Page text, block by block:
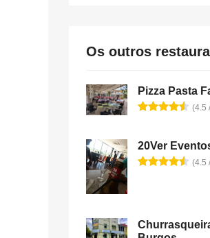
Os outros
Pizza Pasta
(4.5
20Ver
(4.5